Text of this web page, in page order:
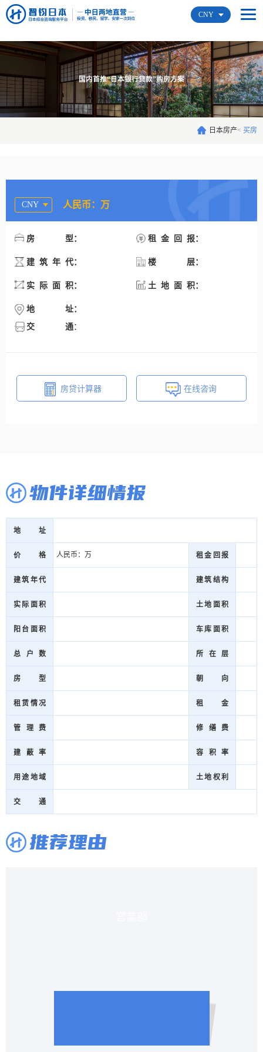
CNY
国内首推“日本银行贷款”购房方案
日本房产< 买房
CNY 人民币：万
房型： 租金回报：
建筑年代： 楼层：
实际面积： 土地面积：
地址：
交通：
房贷计算器 在线咨询
物件详细情报
地址
价格 人民币：万 租金回报
建筑年代 建筑结构
实际面积 土地面积
阳台面积 车库面积
总户数 所在层
房型 朝向
租赁情况 租金
管理费 修缮费
建蔽率 容积率
用途地域 土地权利
交通
推荐理由